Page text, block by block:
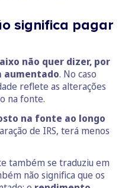
significa pagar
não quer dizer, por
aumentado. No caso
reflete as alterações
na fonte.
na fonte ao longo
de IRS, terá menos
também se traduziu em
não significa que os